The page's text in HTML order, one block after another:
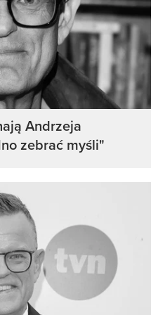
Andrzeja
zebrać myśli"